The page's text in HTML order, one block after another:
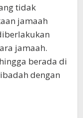
tidak
jamaah
jamaah.
berada di
dengan